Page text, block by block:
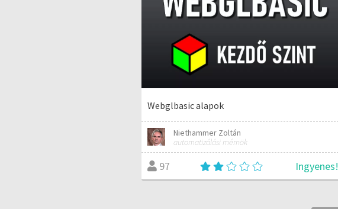
Webglbasic alapok
Niethammer Zoltán
automatizálási mérnök
97 Ingyenes!